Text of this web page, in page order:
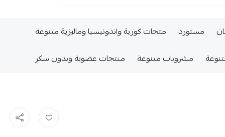
مستورد
متجات كورية واندونيسيا وماليزية متنوعة
مشروبات متنوعة منتجات عضوية وبدون سكر